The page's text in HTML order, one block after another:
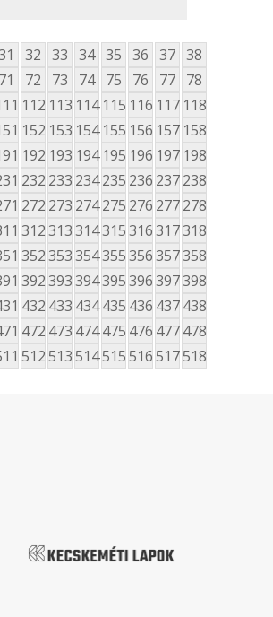
32 33 34 35 36 37 38
71 72 73 74 75 76 77 78
112 113 114 115 116 117 118
152 153 154 155 156 157 158
192 193 194 195 196 197 198
232 233 234235 236 237238
272 273 274275 276 277278
312313314315316317318
352353354355356357358
392393394395396397398
432 433 434435 436 437438
472 473 474475 476 477478
512513514515516517518